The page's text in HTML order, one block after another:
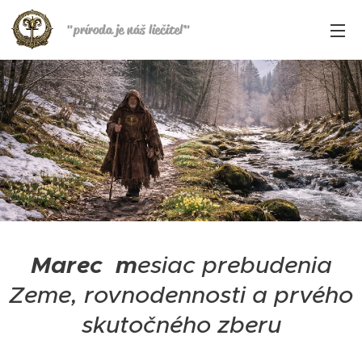
"príroda je náš liečiteľ"
Marec mesiac prebudenia
Zeme, rovnodennosti a prvého
skutočného zberu